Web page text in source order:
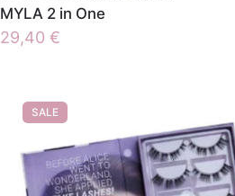
MYLA 2 in One
29,40 €
SALE